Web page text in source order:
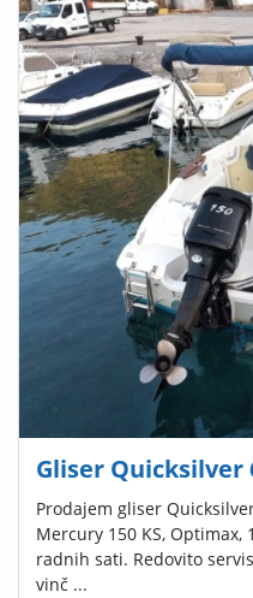
Gliser Quicksilver
Prodajem gliser
Mercury 150 KS, Optimax,
radnih sati. Redovito
vinč ...